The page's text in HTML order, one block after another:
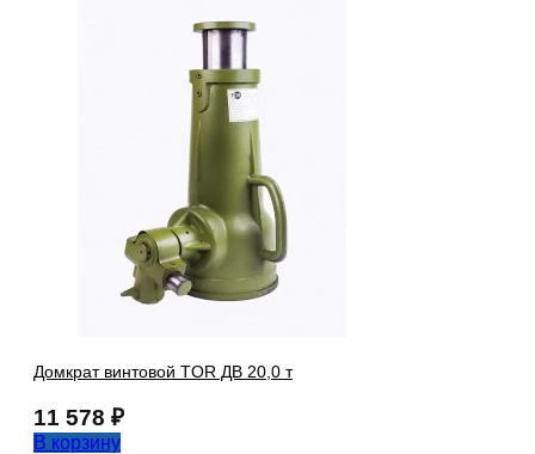
Домкрат винтовой TOR ДВ 20,0 т
11 578 ₽
В корзину